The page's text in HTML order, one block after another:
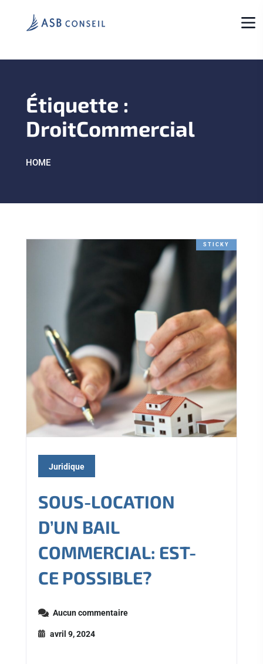
Étiquette :
DroitCommercial
HOME
STICKY
Juridique
SOUS-LOCATION
D’UN BAIL
COMMERCIAL: EST-
CE POSSIBLE?
Aucun commentaire
avril 9, 2024